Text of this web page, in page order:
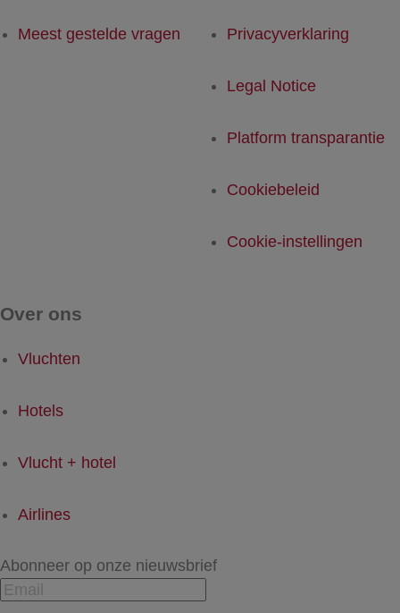
Meest gestelde vragen Privacyverklaring
Legal Notice
Platform transparantie
Cookiebeleid
Cookie-instellingen
Over ons
Vluchten
Hotels
Vlucht + hotel
Airlines
Abonneer op onze nieuwsbrief